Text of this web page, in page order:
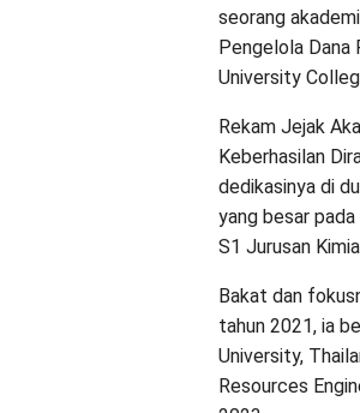
seorang
Pengelola Dana
University
Rekam Jejak
Keberhasilan
dedikasinya di
yang besar
S1 Jurusan
Bakat dan
tahun 2021, ia
University,
Resources